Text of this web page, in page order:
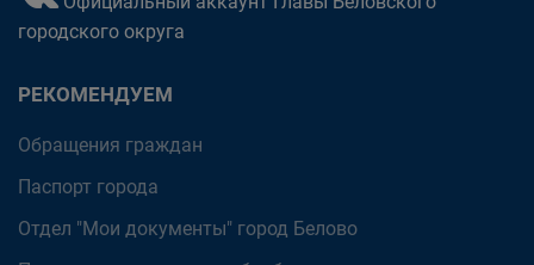
городского округа
РЕКОМЕНДУЕМ
Обращения граждан
Паспорт города
Отдел "Мои документы" город Белово